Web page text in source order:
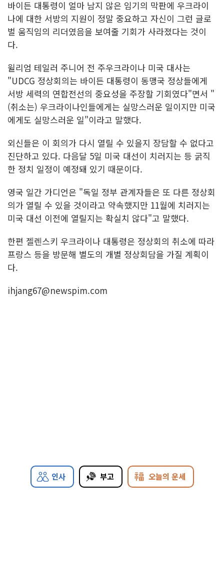
바이든 대통령이 얼마 남지 않은 임기의 막판에 우크라이
나에 대한 서방의 지원이 정말 중요하고 자신이 그런 글로
벌 움직임의 리더였음을 보여줄 기회가 사라졌다는 것이
다.
윌리엄 테일러 주니어 전 주우크라이나 미국 대사는
"UDCG 정상회의는 바이든 대통령이 동맹국 정상들에게
서방 세력의 연합전선의 중요성을 주장할 기회였다"면서 "
(취소는) 우크라이나인들에게는 실망스러운 일이지만 미국
에게도 실망스러운 일"이라고 말했다.
외신들은 이 회의가 다시 열릴 수 있을지 장담할 수 없다고
진단하고 있다. 다음달 5일 미국 대선이 치러지는 등 굵직
한 정치 일정이 예정돼 있기 때문이다.
영국 일간 가디언은 "독일 정부 관계자들은 또 다른 정상회
의가 열릴 수 있을 것이라고 약속했지만 11월에 치러지는
미국 대선 이전에 열릴지는 확실치 않다"고 말했다.
한편 젤렌스키 우크라이나 대통령은 정상회의 취소에 따라
프랑스 등을 방문해 별도의 개별 정상회담을 가질 계획이
다.
ihjang67@newspim.com
인사 부고 오늘의 운세